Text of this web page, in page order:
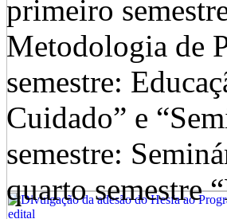
primeiro
Metodologia de
semestre:
Cuidado” e
semestre:
quarto semestre